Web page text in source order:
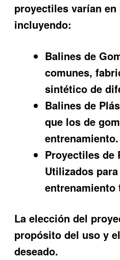
proyectiles varían
incluyendo:
Balines de
comunes,
sintético de
Balines de
que los de
entrenamiento.
Proyectiles de
Utilizados
entrenamiento
La elección del
propósito del uso y
deseado.